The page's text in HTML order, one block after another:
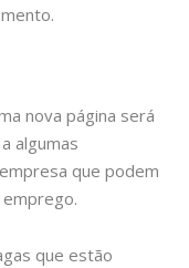
nova página será
algumas
que podem
que estão